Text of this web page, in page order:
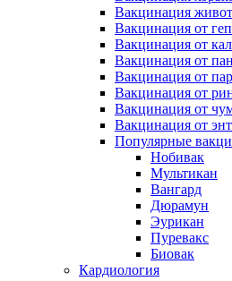
Вакцинация
Вакцинация от
Вакцинация от
Вакцинация от
Вакцинация от
Вакцинация от
Вакцинация от
Вакцинация от
Популярные
Нобивак
Мультикан
Вангард
Дюрамун
Эурикан
Пуревакс
Биовак
Кардиология